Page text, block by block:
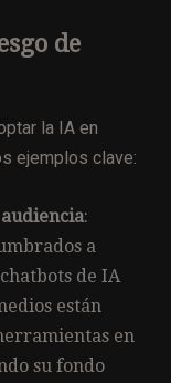
de
la IA en
ejemplos clave:
:
a
de IA
están
en
su fondo